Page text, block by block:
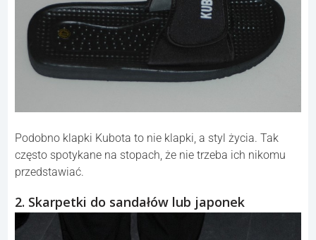
Podobno klapki Kubota to nie klapki, a styl życia. Tak
często spotykane na stopach, że nie trzeba ich nikomu
przedstawiać.
2. Skarpetki do sandałów lub japonek